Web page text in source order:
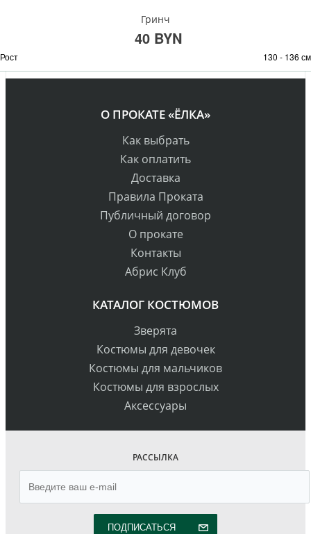
Гринч
40 BYN
Рост 130 - 136 см
О ПРОКАТЕ «ЁЛКА»
Как выбрать
Как оплатить
Доставка
Правила Проката
Публичный договор
О прокате
Контакты
Абрис Клуб
КАТАЛОГ КОСТЮМОВ
Зверята
Костюмы для девочек
Костюмы для мальчиков
Костюмы для взрослых
Аксессуары
РАССЫЛКА
ПОДПИСАТЬСЯ